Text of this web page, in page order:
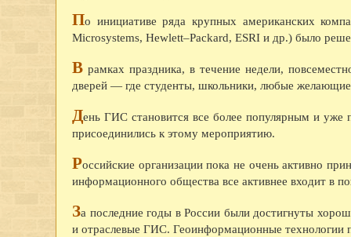
По инициативе ряда крупных американских
Microsystems, Hewlett–Packard, ESRI и др.) было
В рамках праздника, в течение недели,
дверей — где студенты, школьники, любые
День ГИС становится все более популярным и
присоединились к этому мероприятию.
Российские организации пока не очень активно
информационного общества все активнее входит в
За последние годы в России были достигнуты
и отраслевые ГИС. Геоинформационные технологии